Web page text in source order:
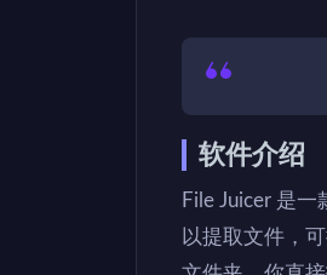
软件介绍
File Juicer 是
以提取文件，